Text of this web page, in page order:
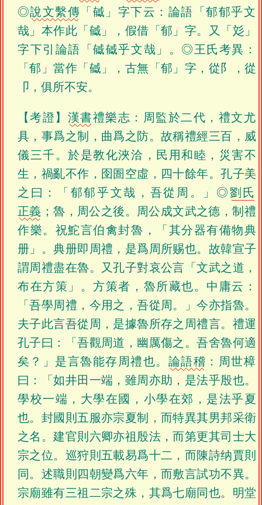
◎說文繫傳 「㦽」字下云：論語「郁郁乎文
哉」本作此「㦽」，假借「郁」字。又「彣」
字下引論語「㦽㦽乎文哉」。◎王氏考異：
「郁」當作「㦽」，古無「郁」字，從阝，從
卩，俱所不安。
【考證】 漢書禮樂志：周監於二代，禮文尤
具，事爲之制，曲爲之防。故稱禮經三百，威
儀三千。於是教化浹洽，民用和睦，災害不
生，禍亂不作，囹圄空虛，四十餘年。孔子美
之曰：「郁郁乎文哉，吾從周。」◎劉氏
正義 ；魯，周公之後。周公成文武之德，制禮
作樂。祝鮀言伯禽封魯，「其分器有備物典
册」。典册即周禮，是爲周所赐也。故韓宣子
謂周禮盡在魯。又孔子對哀公言「文武之道，
布在方策」。方策者，魯所藏也。中庸云：
「吾學周禮，今用之，吾從周。」今亦指魯。
夫子此言吾從周，是據魯所存之周禮言。禮運
孔子曰：「吾觀周道，幽厲傷之。吾舍魯何適
矣？」是言魯能存周禮也。 論語稽 ：周世樟
曰：「如井田一端，雖周亦助，是法乎殷也。
學校一端，大學在國，小學在郊，是法乎夏
也。封國則五服亦宗夏制，而特異其男邦采衛
之名。建官則六卿亦祖殷法，而第更其司士大
宗之位。巡狩則五載易爲十二，而陳詩纳賈則
同。述職則四朝變爲六年，而敷言試功不異。
宗廟雖有三祖二宗之殊，其爲七廟同也。明堂